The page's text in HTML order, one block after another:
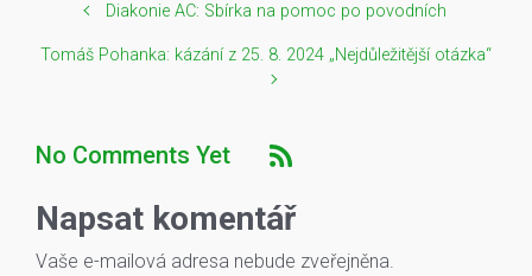
Diakonie AC: Sbírka na pomoc po povodních
Tomáš Pohanka: kázání z 25. 8. 2024 „Nejdůležitější otázka“
No Comments Yet
Napsat komentář
Vaše e-mailová adresa nebude zveřejněna.